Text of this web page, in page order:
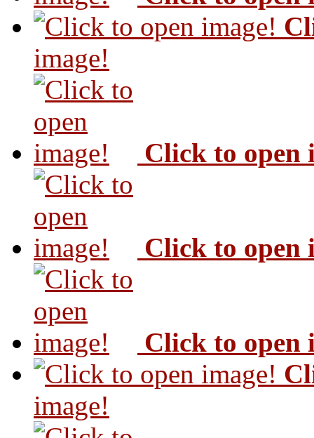
image!
Click to open
Click to open
Click to open
image!